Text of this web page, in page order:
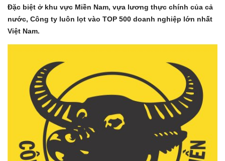
Đặc biệt ở khu vực Miền Nam, vựa lương thực chính của cả
nước, Công ty luôn lọt vào TOP 500 doanh nghiệp lớn nhất
Việt Nam.